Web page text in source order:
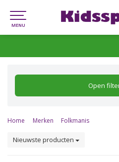
MENU
Open
Home Merken Folkmanis
Nieuwste producten